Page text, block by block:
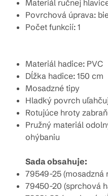
Materiál ručnej
Povrchová úprava:
Počet funkcií: 1
Materiál hadice: PVC
Dĺžka hadice: 150 cm
Mosadzné tipy
Hladký povrch
Rotujúce hroty
Pružný materiál
ohýbaniu
Sada obsahuje:
79549-25 (mosadzná
79450-20 (sprchová